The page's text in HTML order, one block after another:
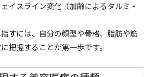
イスライン変化（加齢によるタルミ・
すには、自分の顔型や骨格、脂肪や筋
把握することが第一歩です。